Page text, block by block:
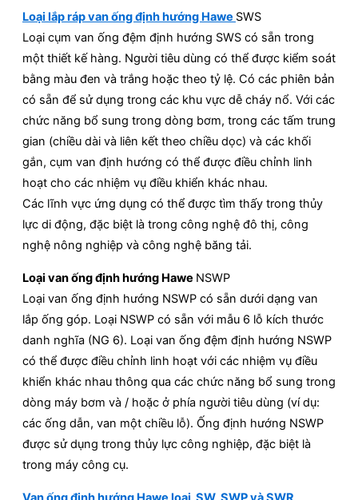
Loại lắp ráp van ống định hướng Hawe SWS
Loại cụm van ống đệm định hướng SWS có sẵn trong
một thiết kế hàng. Người tiêu dùng có thể được kiểm soát
bằng màu đen và trắng hoặc theo tỷ lệ. Có các phiên bản
có sẵn để sử dụng trong các khu vực dễ cháy nổ. Với các
chức năng bổ sung trong dòng bơm, trong các tấm trung
gian (chiều dài và liên kết theo chiều dọc) và các khối
gắn, cụm van định hướng có thể được điều chỉnh linh
hoạt cho các nhiệm vụ điều khiển khác nhau.
Các lĩnh vực ứng dụng có thể được tìm thấy trong thủy
lực di động, đặc biệt là trong công nghệ đô thị, công
nghệ nông nghiệp và công nghệ băng tải.
Loại van ống định hướng Hawe NSWP
Loại van ống định hướng NSWP có sẵn dưới dạng van
lắp ống góp. Loại NSWP có sẵn với mẫu 6 lỗ kích thước
danh nghĩa (NG 6). Loại van ống đệm định hướng NSWP
có thể được điều chỉnh linh hoạt với các nhiệm vụ điều
khiển khác nhau thông qua các chức năng bổ sung trong
dòng máy bơm và / hoặc ở phía người tiêu dùng (ví dụ:
các ống dẫn, van một chiều lỗ). Ống định hướng NSWP
được sử dụng trong thủy lực công nghiệp, đặc biệt là
trong máy công cụ.